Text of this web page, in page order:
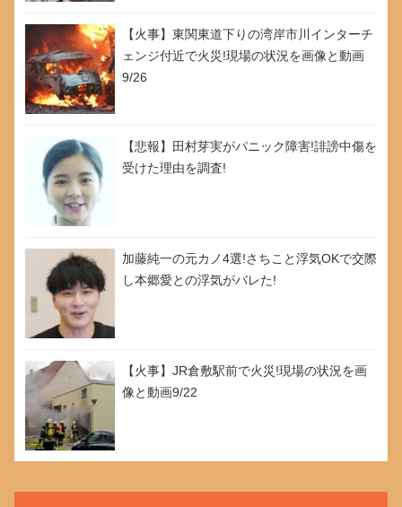
【火事】東関東道下りの湾岸市川インターチ
ェンジ付近で火災!現場の状況を画像と動画
9/26
【悲報】田村芽実がパニック障害!誹謗中傷を
受けた理由を調査!
加藤純一の元カノ4選!さちこと浮気OKで交際
し本郷愛との浮気がバレた!
【火事】JR倉敷駅前で火災!現場の状況を画
像と動画9/22